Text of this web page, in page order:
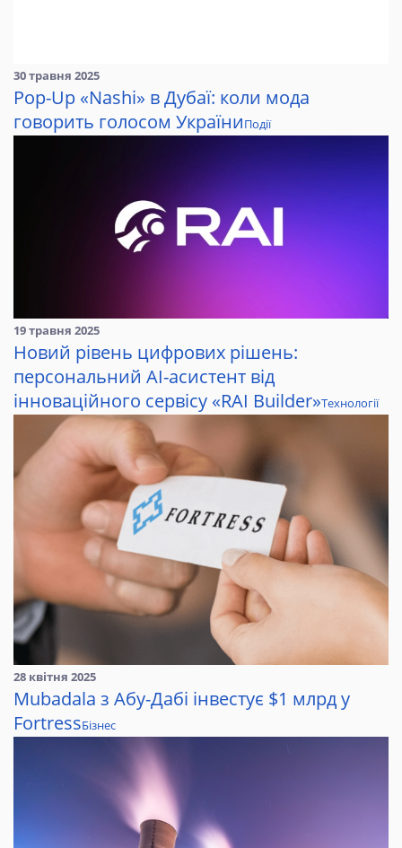
30 травня 2025
Pop-Up «Nashi» в Дубаї: коли мода
говорить голосом УкраїниПодії
19 травня 2025
Новий рівень цифрових рішень:
персональний AI-асистент від
інноваційного сервісу «RAI Builder»Технології
28 квітня 2025
Mubadala з Абу-Дабі інвестує $1 млрд у
FortressБізнес